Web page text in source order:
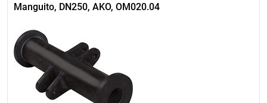
Manguito, DN250, AKO, OM020.04